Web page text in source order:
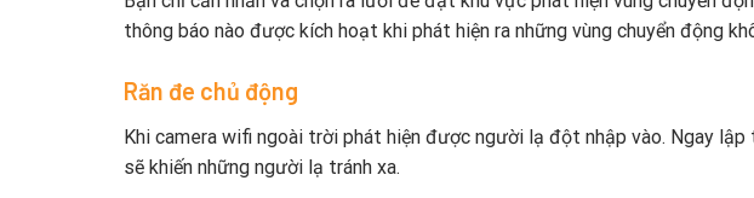
thông báo nào được kích hoạt khi phát hiện ra những vùng chuyển động
Răn đe chủ động
Khi camera wifi ngoài trời phát hiện được người lạ đột nhập vào. Ngay
sẽ khiến những người lạ tránh xa.